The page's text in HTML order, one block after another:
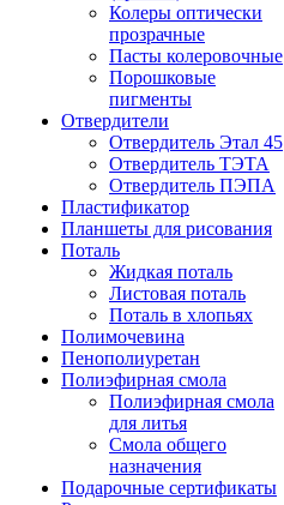
Колеры оптически
прозрачные
Пасты колеровочные
Порошковые
пигменты
Отвердители
Отвердитель Этал 45
Отвердитель ТЭТА
Отвердитель ПЭПА
Пластификатор
Планшеты для рисования
Поталь
Жидкая поталь
Листовая поталь
Поталь в хлопьях
Полимочевина
Пенополиуретан
Полиэфирная смола
Полиэфирная смола
для литья
Смола общего
назначения
Подарочные сертификаты